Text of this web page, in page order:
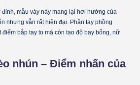
đỉnh, mẫu váy này mang lại hơi hướng của
nhưng vẫn rất hiện đại. Phần tay phồng
điểm bắp tay to mà còn tạo độ bay bổng, nữ
nhún – Điểm nhấn của